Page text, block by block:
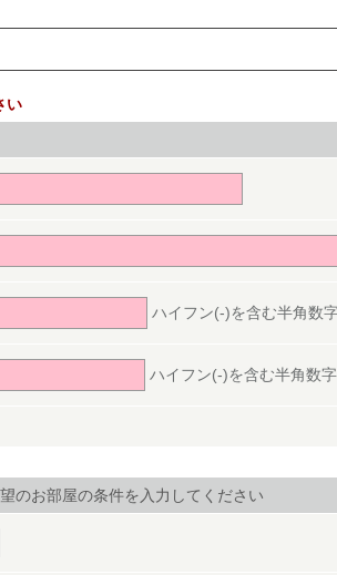
い
ハイフン(-)を含む半角数
ハイフン(-)を含む半角数
のお部屋の条件を入力してください